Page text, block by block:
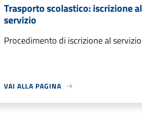
Trasporto scolastico: iscrizione al
servizio
Procedimento di iscrizione al servizio
VAI ALLA PAGINA